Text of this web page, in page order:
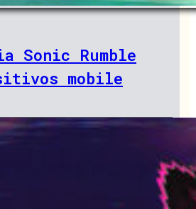
Sonic Rumble
mobile